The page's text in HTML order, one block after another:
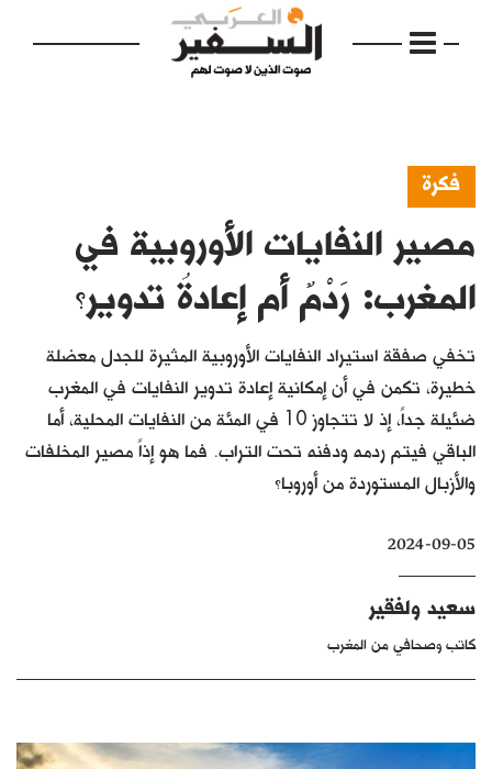
الرئيسية
مواضيع
فكرة
دفاتر
بالصورة
فكرة
مصير النفايات الأوروبية في
المغرب: رَدْمٌ أم إعادةُ تدوير؟
تخفي صفقة استيراد النفايات الأوروبية المثيرة للجدل معضلة
خطيرة، تكمن في أن إمكانية إعادة تدوير النفايات في المغرب
ضئيلة جداً، إذ لا تتجاوز 10 في المئة من النفايات المحلية، أما
الباقي فيتم ردمه ودفنه تحت التراب. فما هو إذاً مصير المخلفات
والأزبال المستوردة من أوروبا؟
2024-09-05
سعيد ولفقير
كاتب وصحافي من المغرب